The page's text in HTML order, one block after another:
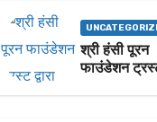
श्री हंसी पूरन
फाउंडेशन